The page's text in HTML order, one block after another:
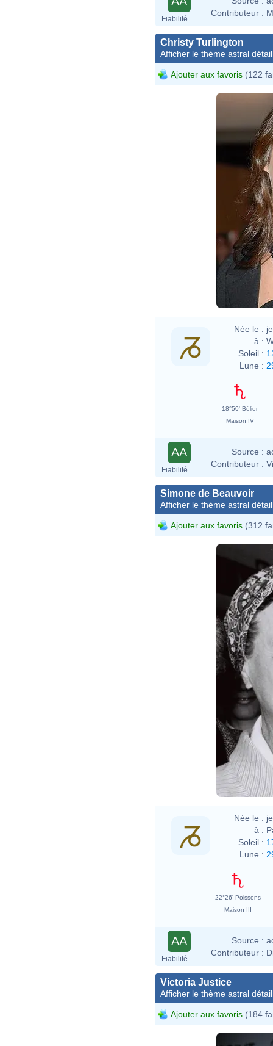
Fiabilité
Contributeur :
Christy Turlington
Afficher le thème astral
Ajouter aux favoris (122
Née le :
à :
Soleil :
Lune :
18°50' Bélier
Maison IV
AA
Fiabilité
Source :
Contributeur :
Simone de Beauvoir
Afficher le thème astral
Ajouter aux favoris (312
Née le :
à :
Soleil :
Lune :
22°26' Poissons
Maison III
AA
Fiabilité
Source :
Contributeur :
Victoria Justice
Afficher le thème astral
Ajouter aux favoris (184